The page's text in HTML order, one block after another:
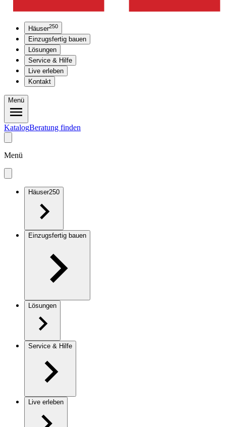
Häuser250
Einzugsfertig bauen
Lösungen
Service & Hilfe
Live erleben
Kontakt
Menü
KatalogBeratung finden
Menü
Häuser250
Einzugsfertig bauen
Lösungen
Service & Hilfe
Live erleben